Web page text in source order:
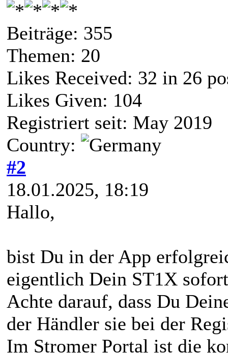
Beiträge: 355
Themen: 20
Likes Received: 32 in 26
Likes Given: 104
Registriert seit: May 2019
Country:
#2
18.01.2025, 18:19
Hallo,
bist Du in der App
eigentlich Dein ST1X
Achte darauf, dass Du
der Händler sie bei der
Im Stromer Portal ist die